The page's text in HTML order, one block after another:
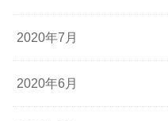
2020年7月
2020年6月